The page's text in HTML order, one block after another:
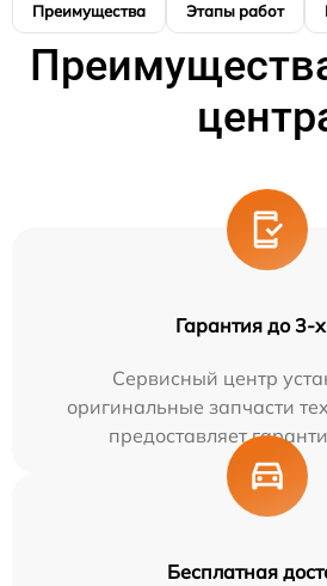
Преимущества Этапы работ
Гарантия до 3-х
Сервисный центр
оригинальные запчасти
предоставляет
Бесплатная